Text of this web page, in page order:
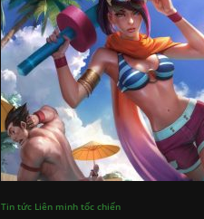
Tin tức Liên minh tốc chiến